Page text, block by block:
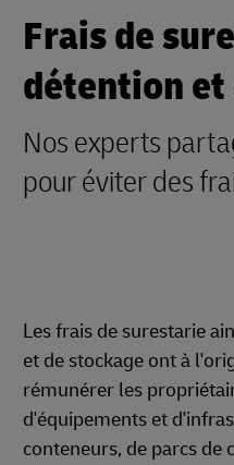
Frais de
détention et
Nos experts
pour éviter des
Les frais de surestarie
et de stockage ont à
rémunérer les
d'équipements et
conteneurs, de parcs